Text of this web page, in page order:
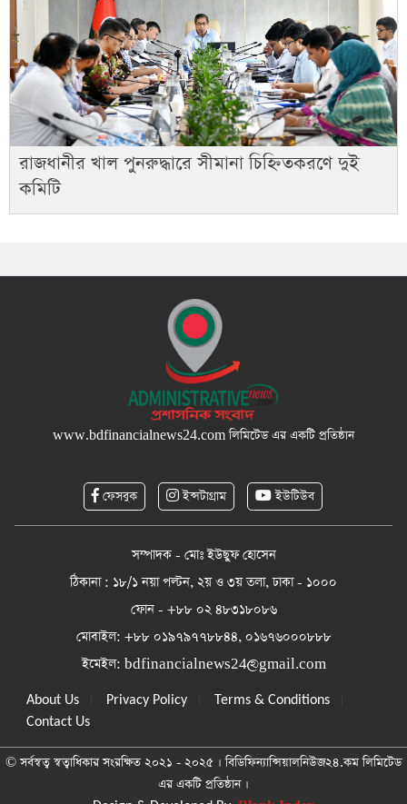
রাজধানীর খাল পুনরুদ্ধারে সীমানা চিহ্নিতকরণে দুই
কমিটি
www.bdfinancialnews24.comলিমিটেড এর একটি প্রতিষ্ঠান
ফেসবুক ইন্সটাগ্রাম ইউটিউব
সম্পাদক - মোঃ ইউছুফ হোসেন
ঠিকানা : ১৮/১ নয়া পল্টন, ২য় ও ৩য় তলা, ঢাকা - ১০০০
ফোন - +৮৮ ০২ ৪৮৩১৮০৮৬
মোবাইল: +৮৮ ০১৯৭৯৭৭৮৮৪৪, ০১৬৭৬০০০৮৮৮
ইমেইল: bdfinancialnews24@gmail.com
About Us Privacy Policy Terms & Conditions
Contact Us
© সর্বস্বত্ব স্বত্বাধিকার সংরক্ষিত ২০২১ - ২০২৫ । বিডিফিন্যান্সিয়ালনিউজ২৪.কম লিমিটেড
এর একটি প্রতিষ্ঠান ।